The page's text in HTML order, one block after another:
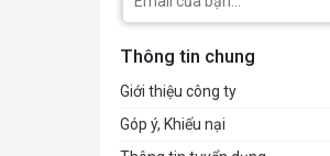
Thông tin chung
Giới thiệu công ty
Góp ý, Khiếu nại